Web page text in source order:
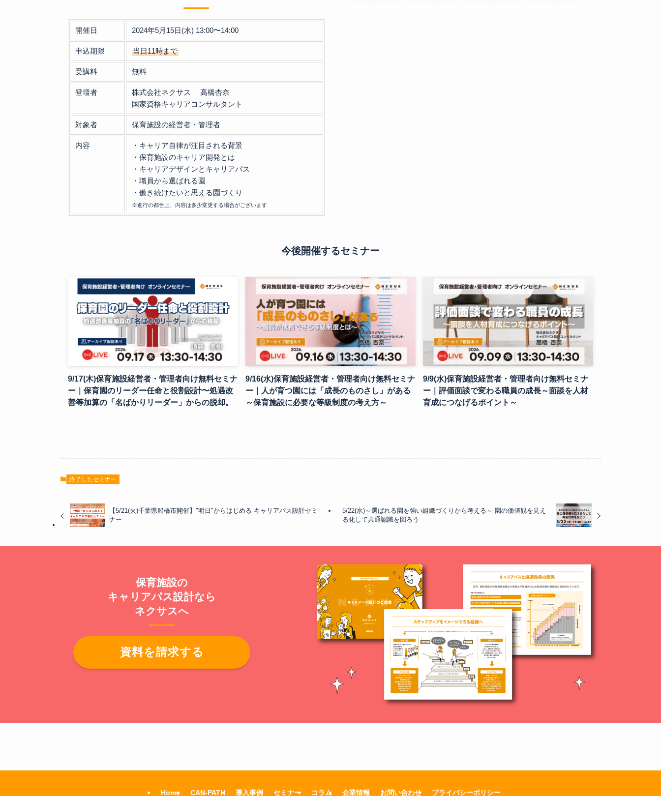
開催日 2024年5月15日(水) 13:00〜14:00
申込期限 当日11時まで
受講料 無料
登壇者
株式会社ネクサス 高橋杏奈
国家資格キャリアコンサルタント
対象者 保育施設の経営者・管理者
内容
・キャリア自律が注目される背景
・保育施設のキャリア開発とは
・キャリアデザインとキャリアパス
・職員から選ばれる園
・働き続けたいと思える園づくり
※進行の都合上、内容は多少変更する場合がございます
今後開催するセミナー
9/17(木)保育施設経営者・管理者向け無料セミナ
ー｜保育園のリーダー任命と役割設計〜処遇改
善等加算の「名ばかりリーダー」からの脱却。
9/16(水)保育施設経営者・管理者向け無料セミナ
ー｜人が育つ園には「成長のものさし」がある
～保育施設に必要な等級制度の考え方～
9/9(水)保育施設経営者・管理者向け無料セミナ
ー｜評価面談で変わる職員の成長～面談を人材
育成につなげるポイント～
終了したセミナー
【5/21(火)千葉県船橋市開催】"明日"からはじめる キャリアパス設計セミ
ナー
5/22(水)～選ばれる園を強い組織づくりから考える～ 園の価値観を見え
る化して共通認識を図ろう
保育施設の
キャリアパス設計なら
ネクサスへ
資料を請求する
Home CAN-PATH 導入事例 セミナー コラム 企業情報 お問い合わせ プライバシーポリシー